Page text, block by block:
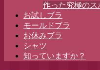
作った究極のス
お試しブラ
モールドブラ
お休みブラ
シャツ
知っていますか？